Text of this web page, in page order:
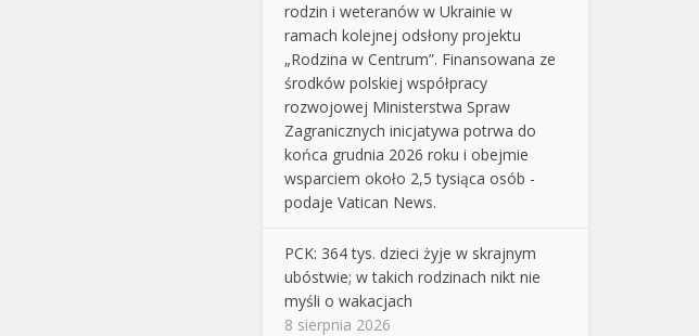
rodzin i weteranów w Ukrainie w
ramach kolejnej odsłony projektu
„Rodzina w Centrum”. Finansowana ze
środków polskiej współpracy
rozwojowej Ministerstwa Spraw
Zagranicznych inicjatywa potrwa do
końca grudnia 2026 roku i obejmie
wsparciem około 2,5 tysiąca osób -
podaje Vatican News.
PCK: 364 tys. dzieci żyje w skrajnym
ubóstwie; w takich rodzinach nikt nie
myśli o wakacjach
8 sierpnia 2026